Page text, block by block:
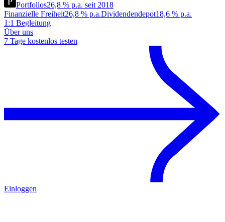
Portfolios26,8 % p.a. seit 2018
Finanzielle Freiheit26,8 % p.a.Dividendendepot18,6 % p.a.
1:1 Begleitung
Über uns
7 Tage kostenlos testen
Einloggen